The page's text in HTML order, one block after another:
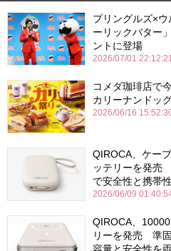
プリングルズ×
ーリックバター
ントに登場
2026/07/01
コメダ珈琲店で
カリーナンドッ
2026/06/16
QIROCA、ケー
ッテリーを発売
で安全性と携帯
2026/06/09
QIROCA、
リーを発売 準